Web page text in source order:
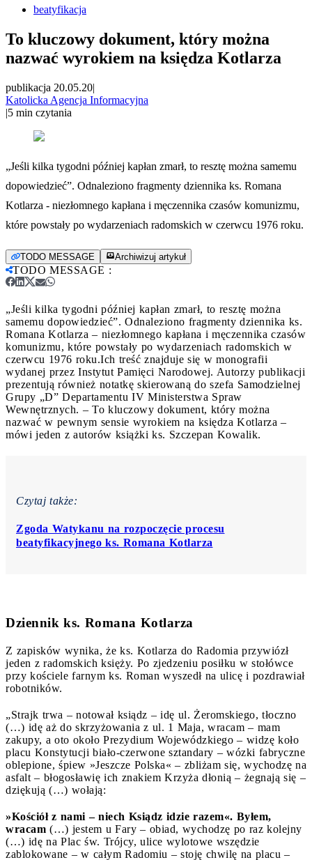
beatyfikacja
To kluczowy dokument, który można
nazwać wyrokiem na księdza Kotlarza
publikacja 20.05.20|
Katolicka Agencja Informacyjna
|5 min czytania
„Jeśli kilka tygodni później kapłan zmarł, to resztę można samemu
dopowiedzieć”. Odnaleziono fragmenty dziennika ks. Romana
Kotlarza - niezłomnego kapłana i męczennika czasów komunizmu,
które powstały po wydarzeniach radomskich w czerwcu 1976 roku.
TODO MESSAGE Archiwizuj artykuł
TODO MESSAGE :
„Jeśli kilka tygodni później kapłan zmarł, to resztę można
samemu dopowiedzieć”. Odnaleziono fragmenty dziennika ks.
Romana Kotlarza – niezłomnego kapłana i męczennika czasów
komunizmu, które powstały po wydarzeniach radomskich w
czerwcu 1976 roku.Ich treść znajduje się w monografii
wydanej przez Instytut Pamięci Narodowej. Autorzy publikacji
prezentują również notatkę skierowaną do szefa Samodzielnej
Grupy „D” Departamentu IV Ministerstwa Spraw
Wewnętrznych. – To kluczowy dokument, który można
nazwać w pewnym sensie wyrokiem na księdza Kotlarza –
mówi jeden z autorów książki ks. Szczepan Kowalik.
Czytaj także:
Zgoda Watykanu na rozpoczęcie procesu
beatyfikacyjnego ks. Romana Kotlarza
Dziennik ks. Romana Kotlarza
Z zapisków wynika, że ks. Kotlarza do Radomia przywiózł
jeden z radomskich księży. Po zjedzeniu posiłku w stołówce
przy kościele farnym ks. Roman wyszedł na ulicę i pozdrawiał
robotników.
„Strajk trwa – notował ksiądz – idę ul. Żeromskiego, tłoczno
(…) idę aż do skrzyżowania z ul. 1 Maja, wracam – mam
zakupy, a oto około Prezydium Wojewódzkiego – widzę koło
placu Konstytucji biało-czerwone sztandary – wózki fabryczne
oblepione, śpiew »Jeszcze Polska« – zbliżam się, wychodzę na
asfalt – błogosławię ich znakiem Krzyża dłonią – żegnają się –
dziękują (…) wołają:
»Kościół z nami – niech Ksiądz idzie razem«. Byłem,
wracam (…) jestem u Fary – obiad, wychodzę po raz kolejny
(…) idę na Plac św. Trójcy, ulice wylotowe wszędzie
zablokowane – w całym Radomiu – stoję chwilę na placu –